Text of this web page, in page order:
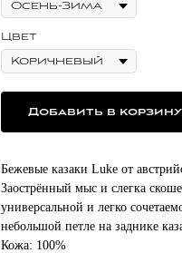
Цвет
Добавить в корзину
Бежевые казаки Luke от
Заострённый мыс и слегка
универсальной и легко
небольшой петле на заднике
Кожа: 100%